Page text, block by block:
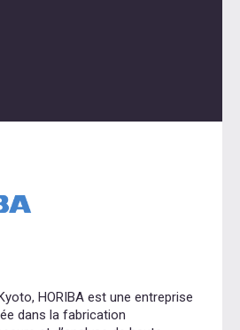
HORIBA est une entreprise
dans la fabrication